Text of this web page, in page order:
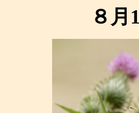
８月